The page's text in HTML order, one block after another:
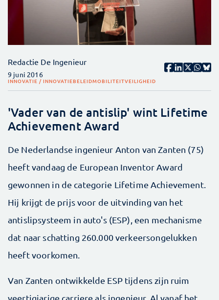
Redactie De Ingenieur
9 juni 2016
INNOVATIE / INNOVATIEBELEIDMOBILITEITVEILIGHEID
'Vader van de antislip' wint Lifetime
Achievement Award
De Nederlandse ingenieur Anton van Zanten (75)
heeft vandaag de European Inventor Award
gewonnen in de categorie Lifetime Achievement.
Hij krijgt de prijs voor de uitvinding van het
antislipsysteem in auto's (ESP), een mechanisme
dat naar schatting 260.000 verkeersongelukken
heeft voorkomen.
Van Zanten ontwikkelde ESP tijdens zijn ruim